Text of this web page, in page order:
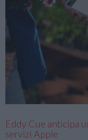
Eddy Cue anticipa
servizi Apple